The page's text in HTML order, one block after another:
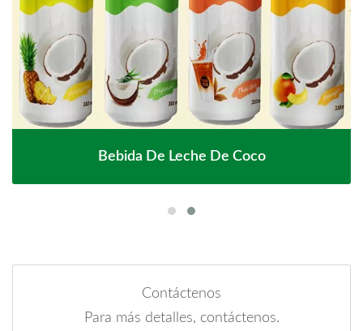
Bebida De Leche De Coco
Contáctenos
Para más detalles, contáctenos.